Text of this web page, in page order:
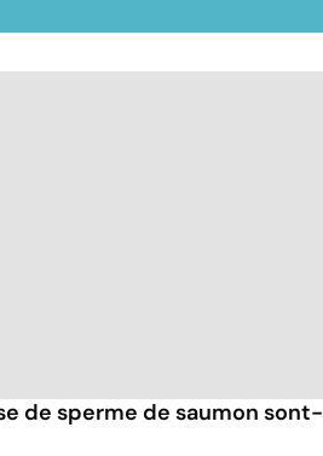
de sperme de saumon sont-